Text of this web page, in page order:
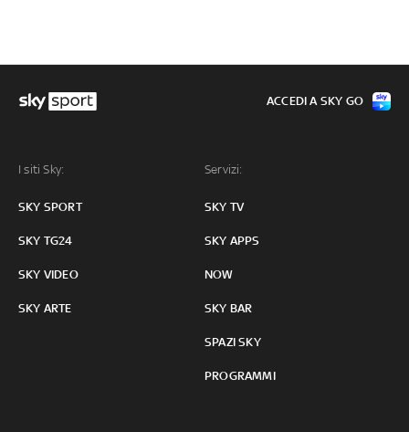
I siti Sky:
SKY SPORT
SKY TG24
SKY VIDEO
SKY ARTE
Servizi:
SKY TV
SKY APPS
NOW
SKY BAR
SPAZI SKY
PROGRAMMI
ACCEDI A SKY GO